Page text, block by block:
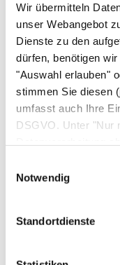
Wir übermitteln
unser Webangebot
Dienste zu den
dürfen, benötigen
"Auswahl erlauben"
stimmen Sie diesen
umfasst auch Ihre
DSGVO. Unter "Nur
Notwendig
Standortdienste
darauffolgenden
englischen und
gefährliche Frist
Monate. Die
keine
Immunsystems
ein breiteres
Dr. Mina den